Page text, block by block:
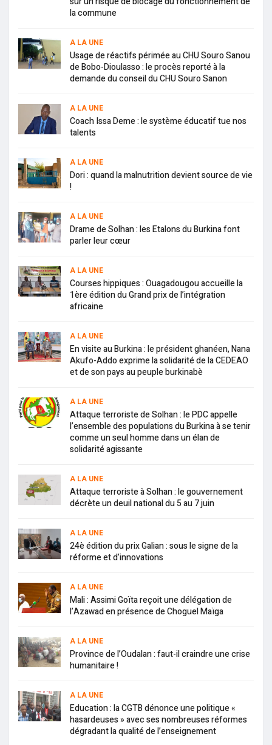
la commune
A LA UNE
Usage de réactifs périmée au CHU Souro Sanou
de Bobo-Dioulasso : le procès reporté à la
demande du conseil du CHU Souro Sanon
A LA UNE
Coach Issa Deme : le système éducatif tue nos
talents
A LA UNE
Dori : quand la malnutrition devient source de vie
!
A LA UNE
Drame de Solhan : les Etalons du Burkina font
parler leur cœur
A LA UNE
Courses hippiques : Ouagadougou accueille la
1ère édition du Grand prix de l’intégration
africaine
A LA UNE
En visite au Burkina : le président ghanéen, Nana
Akufo-Addo exprime la solidarité de la CEDEAO
et de son pays au peuple burkinabè
A LA UNE
Attaque terroriste de Solhan : le PDC appelle
l’ensemble des populations du Burkina à se tenir
comme un seul homme dans un élan de
solidarité agissante
A LA UNE
Attaque terroriste à Solhan : le gouvernement
décrète un deuil national du 5 au 7 juin
A LA UNE
24è édition du prix Galian : sous le signe de la
réforme et d’innovations
A LA UNE
Mali : Assimi Goïta reçoit une délégation de
l’Azawad en présence de Choguel Maïga
A LA UNE
Province de l’Oudalan : faut-il craindre une crise
humanitaire !
A LA UNE
Education : la CGTB dénonce une politique «
hasardeuses » avec ses nombreuses réformes
dégradant la qualité de l’enseignement